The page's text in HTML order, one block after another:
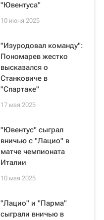
"Ювентуса"
10 июня 2025
"Изуродовал команду":
Пономарев жестко
высказался о
Станковиче в
"Спартаке"
17 мая 2025
"Ювентус" сыграл
вничью с "Лацио" в
матче чемпионата
Италии
10 мая 2025
"Лацио" и "Парма"
сыграли вничью в